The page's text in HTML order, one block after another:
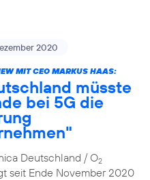
2020
MIT CEO MARKUS HAAS:
müsste
bei 5G die
Deutschland / O2
seit Ende November 2020